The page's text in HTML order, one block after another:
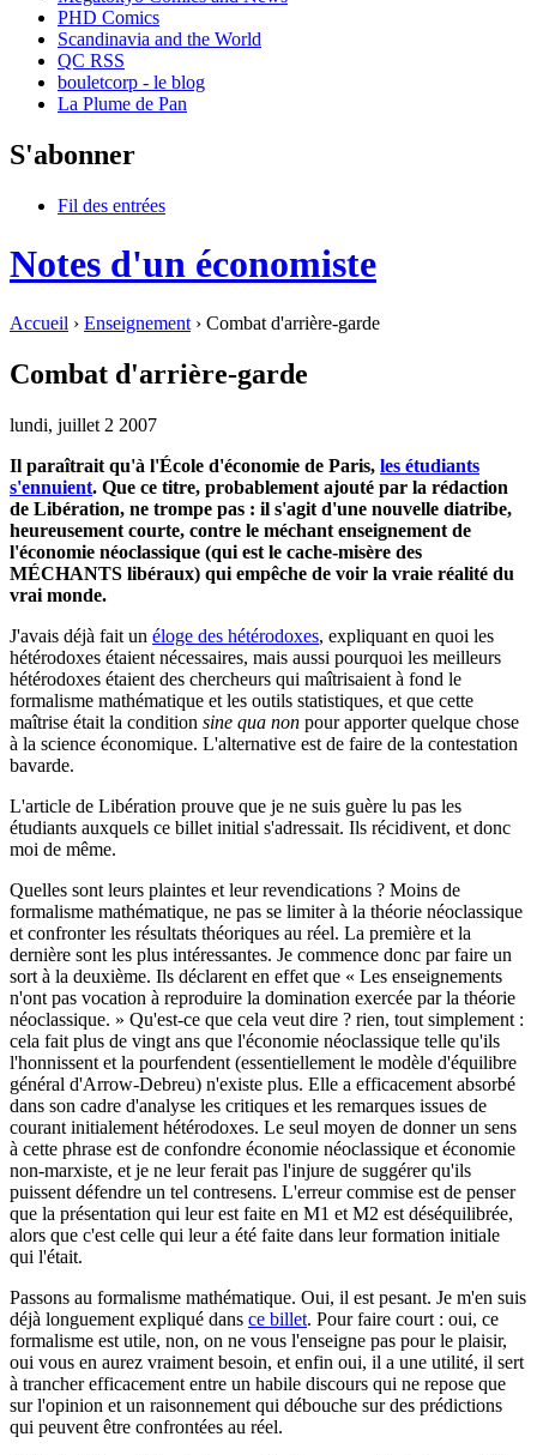
PHD Comics
Scandinavia and the World
QC RSS
bouletcorp - le blog
La Plume de Pan
S'abonner
Fil des entrées
Notes d'un économiste
Accueil › Enseignement › Combat d'arrière-garde
Combat d'arrière-garde
lundi, juillet 2 2007
Il paraîtrait qu'à l'École d'économie de Paris, les étudiants
s'ennuient. Que ce titre, probablement ajouté par la rédaction
de Libération, ne trompe pas : il s'agit d'une nouvelle diatribe,
heureusement courte, contre le méchant enseignement de
l'économie néoclassique (qui est le cache-misère des
MÉCHANTS libéraux) qui empêche de voir la vraie réalité du
vrai monde.
J'avais déjà fait un éloge des hétérodoxes, expliquant en quoi les
hétérodoxes étaient nécessaires, mais aussi pourquoi les meilleurs
hétérodoxes étaient des chercheurs qui maîtrisaient à fond le
formalisme mathématique et les outils statistiques, et que cette
maîtrise était la condition sine qua non pour apporter quelque chose
à la science économique. L'alternative est de faire de la contestation
bavarde.
L'article de Libération prouve que je ne suis guère lu pas les
étudiants auxquels ce billet initial s'adressait. Ils récidivent, et donc
moi de même.
Quelles sont leurs plaintes et leur revendications ? Moins de
formalisme mathématique, ne pas se limiter à la théorie néoclassique
et confronter les résultats théoriques au réel. La première et la
dernière sont les plus intéressantes. Je commence donc par faire un
sort à la deuxième. Ils déclarent en effet que « Les enseignements
n'ont pas vocation à reproduire la domination exercée par la théorie
néoclassique. » Qu'est-ce que cela veut dire ? rien, tout simplement :
cela fait plus de vingt ans que l'économie néoclassique telle qu'ils
l'honnissent et la pourfendent (essentiellement le modèle d'équilibre
général d'Arrow-Debreu) n'existe plus. Elle a efficacement absorbé
dans son cadre d'analyse les critiques et les remarques issues de
courant initialement hétérodoxes. Le seul moyen de donner un sens
à cette phrase est de confondre économie néoclassique et économie
non-marxiste, et je ne leur ferait pas l'injure de suggérer qu'ils
puissent défendre un tel contresens. L'erreur commise est de penser
que la présentation qui leur est faite en M1 et M2 est déséquilibrée,
alors que c'est celle qui leur a été faite dans leur formation initiale
qui l'était.
Passons au formalisme mathématique. Oui, il est pesant. Je m'en suis
déjà longuement expliqué dans ce billet. Pour faire court : oui, ce
formalisme est utile, non, on ne vous l'enseigne pas pour le plaisir,
oui vous en aurez vraiment besoin, et enfin oui, il a une utilité, il sert
à trancher efficacement entre un habile discours qui ne repose que
sur l'opinion et un raisonnement qui débouche sur des prédictions
qui peuvent être confrontées au réel.